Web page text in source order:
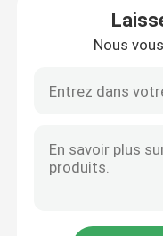
Complément
Nous